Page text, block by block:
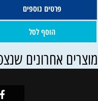
פרטים נוספים
הוסף לסל
אחרונים